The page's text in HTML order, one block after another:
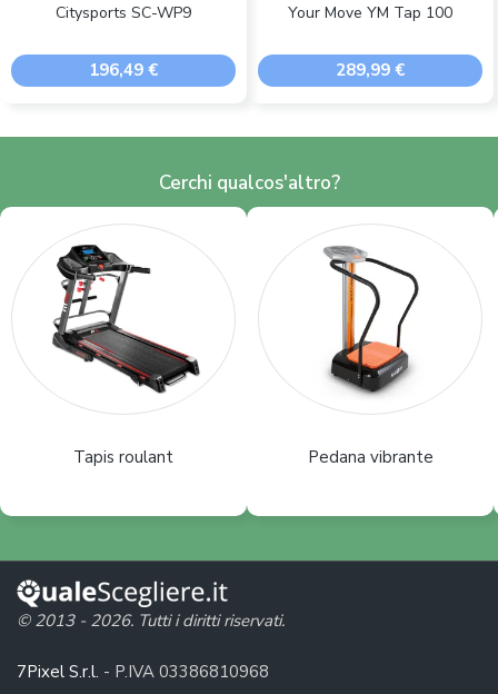
Citysports SC-WP9
196,49 €
Your Move YM Tap 100
289,99 €
Cerchi qualcos'altro?
Tapis roulant Pedana vibrante
© 2013 - 2026. Tutti i diritti riservati.
7Pixel S.r.l. - P.IVA 03386810968